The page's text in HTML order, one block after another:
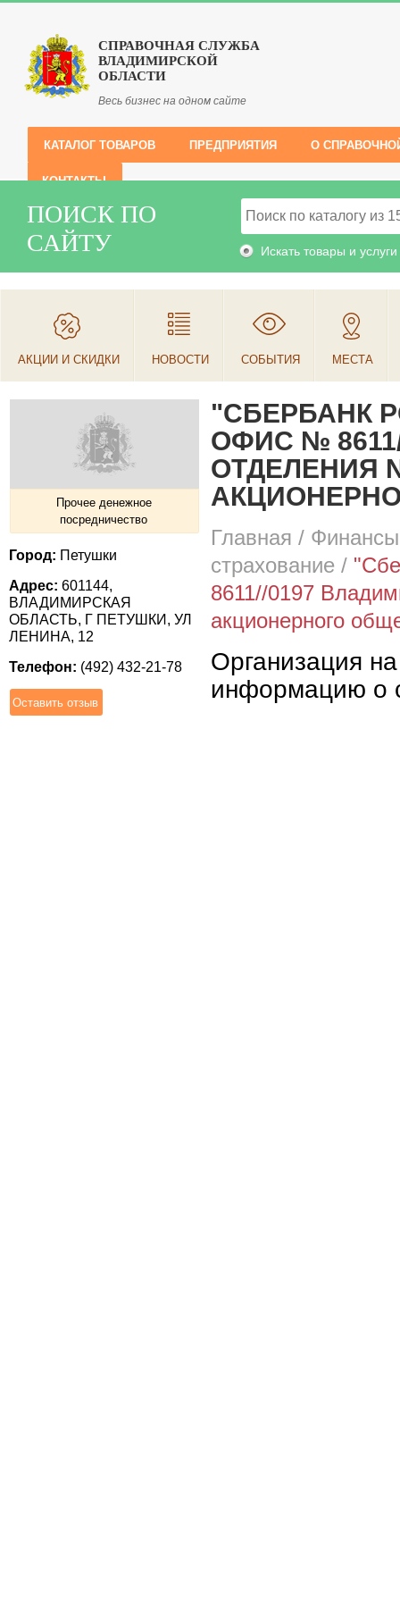
СПРАВОЧНАЯ СЛУЖБА
ВЛАДИМИРСКОЙ
ОБЛАСТИ
Весь бизнес на одном сайте
КАТАЛОГ ТОВАРОВ ПРЕДПРИЯТИЯ О
КОНТАКТЫ
ПОИСК ПО
САЙТУ
Искать товары и услуги
АКЦИИ И СКИДКИ НОВОСТИ СОБЫТИЯ МЕСТА
Прочее денежное
посредничество
Город: Петушки
Адрес:601144,
ВЛАДИМИРСКАЯ
ОБЛАСТЬ, Г ПЕТУШКИ, УЛ
ЛЕНИНА, 12
Телефон: (492) 432-21-78
"СБЕРБАНК
ОФИС №
ОТДЕЛЕНИЯ
Главная /
страхование /
8611//0197
акционерного
Организация
информацию о